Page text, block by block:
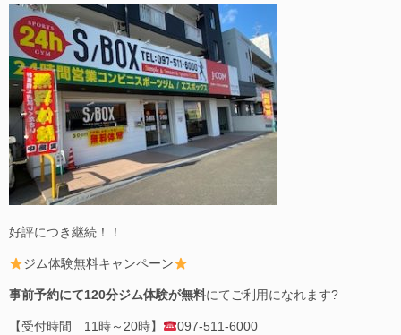
好評につき継続！！
ジム体験無料キャンペーン
事前予約にて120分ジム体験が無料にてご利用になれます?
【受付時間 11時～20時】 097-511-6000